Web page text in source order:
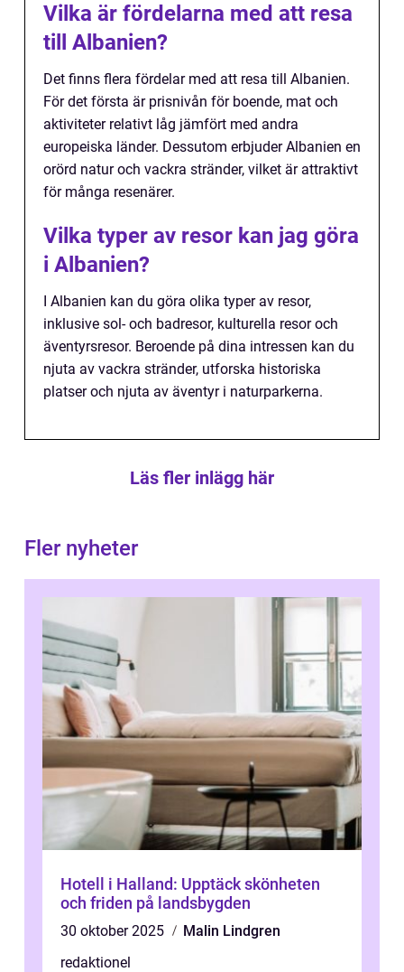
Vilka är fördelarna med att resa
till Albanien?
Det finns flera fördelar med att resa till Albanien.
För det första är prisnivån för boende, mat och
aktiviteter relativt låg jämfört med andra
europeiska länder. Dessutom erbjuder Albanien en
orörd natur och vackra stränder, vilket är attraktivt
för många resenärer.
Vilka typer av resor kan jag göra
i Albanien?
I Albanien kan du göra olika typer av resor,
inklusive sol- och badresor, kulturella resor och
äventyrsresor. Beroende på dina intressen kan du
njuta av vackra stränder, utforska historiska
platser och njuta av äventyr i naturparkerna.
Läs fler inlägg här
Fler nyheter
Hotell i Halland: Upptäck skönheten
och friden på landsbygden
30 oktober 2025
Malin Lindgren
redaktionel